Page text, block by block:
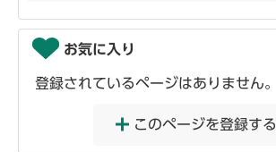
お気に入り
登録されているページはありません。
このページを登録する